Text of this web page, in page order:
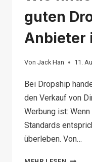
guten
Anbieter
Von Jack Han 11.
Bei Dropship
den Verkauf von
Werbung ist:
Standards
überleben. Von…
WIE